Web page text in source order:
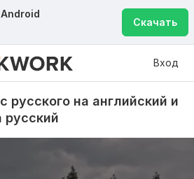
Android
Скачать
Вход
русского на английский и
русский